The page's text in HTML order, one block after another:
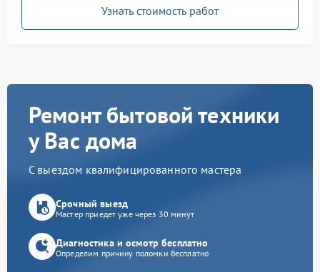
Узнать стоимость работ
Ремонт бытовой техники
у Вас дома
С выездом квалифицированного мастера
Срочный выезд
Мастер приедет уже через 30 минут
Диагностика и осмотр бесплатно
Определим причину поломки бесплатно